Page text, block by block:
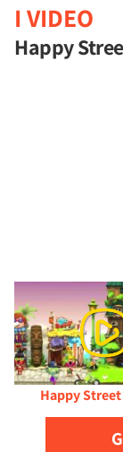
I VIDEO
Happy
Happy